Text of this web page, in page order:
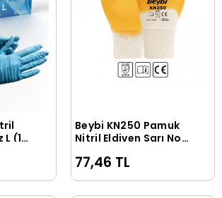
(1
Sepete Ekle
Beybi KN250 Pamuk
Nitril Eldiven Sarı No
77,46 TL